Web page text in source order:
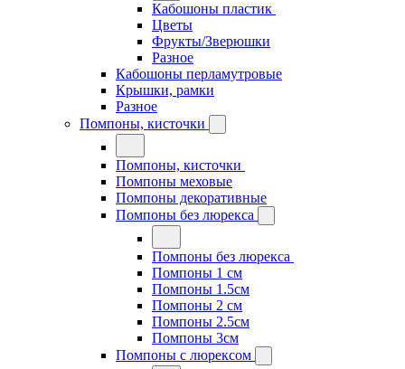
Кабошоны пластик
Цветы
Фрукты/Зверюшки
Разное
Кабошоны перламутровые
Крышки, рамки
Разное
Помпоны, кисточки
Помпоны, кисточки
Помпоны меховые
Помпоны декоративные
Помпоны без люрекса
Помпоны без люрекса
Помпоны 1 см
Помпоны 1.5см
Помпоны 2 см
Помпоны 2.5см
Помпоны 3см
Помпоны с люрексом